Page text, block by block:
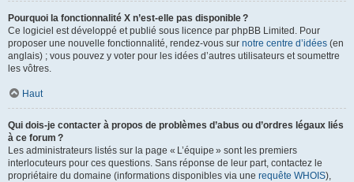
Pourquoi la fonctionnalité X n’est-elle pas disponible ?
Ce logiciel est développé et publié sous licence par phpBB Limited. Pour
proposer une nouvelle fonctionnalité, rendez-vous sur notre centre d’idées (en
anglais) ; vous pouvez y voter pour les idées d’autres utilisateurs et soumettre
les vôtres.
Haut
Qui dois-je contacter à propos de problèmes d’abus ou d’ordres légaux liés
à ce forum ?
Les administrateurs listés sur la page « L’équipe » sont les premiers
interlocuteurs pour ces questions. Sans réponse de leur part, contactez le
propriétaire du domaine (informations disponibles via une requête WHOIS),